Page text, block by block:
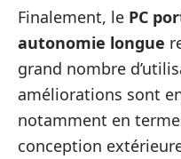
Finalement, le PC
autonomie longue
grand nombre
améliorations sont
notamment en
conception